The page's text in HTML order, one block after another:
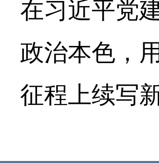
在习近平党
政治本色，
征程上续写